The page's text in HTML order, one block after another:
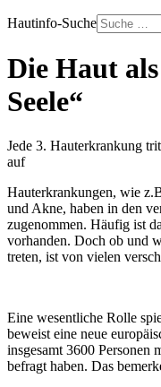
Hautinfo-Suche
Die Haut
Seele“
Jede 3. Hauterkrankung
auf
Hauterkrankungen, wie
und Akne, haben in den
zugenommen. Häufig ist
vorhanden. Doch ob und
treten, ist von vielen
Eine wesentliche Rolle
beweist eine neue
insgesamt 3600 Personen
befragt haben. Das